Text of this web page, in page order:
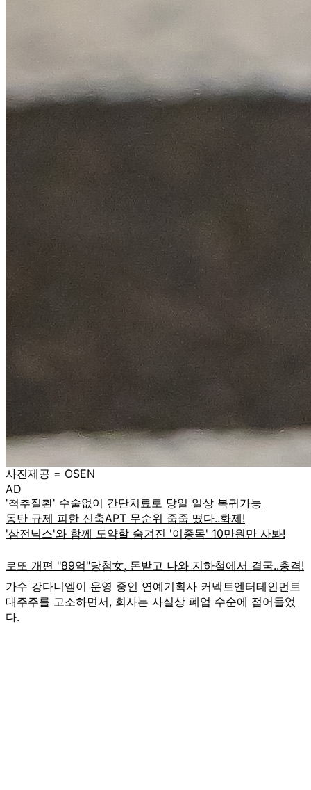
사진제공 = OSEN
AD
가수 강다니엘이 운영 중인 연예기획사 커넥트엔터테인먼트
대주주를 고소하면서, 회사는 사실상 폐업 수순에 접어들었
다.